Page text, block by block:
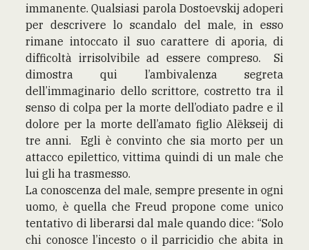
immanente. Qualsiasi parola Dostoevskij adoperi
per descrivere lo scandalo del male, in esso
rimane intoccato il suo carattere di aporia, di
difficoltà irrisolvibile ad essere compreso. Si
dimostra qui l’ambivalenza segreta
dell’immaginario dello scrittore, costretto tra il
senso di colpa per la morte dell’odiato padre e il
dolore per la morte dell’amato figlio Alëkseij di
tre anni. Egli è convinto che sia morto per un
attacco epilettico, vittima quindi di un male che
lui gli ha trasmesso.
La conoscenza del male, sempre presente in ogni
uomo, è quella che Freud propone come unico
tentativo di liberarsi dal male quando dice: “Solo
chi conosce l’incesto o il parricidio che abita in